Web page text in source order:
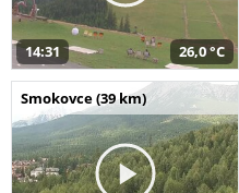
14:31 26,0 °C
Smokovce (39 km)